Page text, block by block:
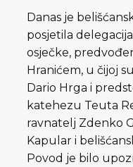
Danas je
posjetila
osječke,
Hranićem, u čijoj
Dario Hrga i
katehezu Teuta
ravnatelj Zdenko
Kapular i
Povod je bilo